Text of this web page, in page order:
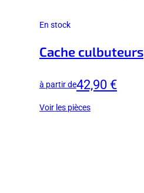
En stock
Cache culbuteurs
à partir de42,90 €
Voir les pièces